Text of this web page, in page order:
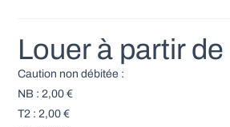
Louer à partir de
Caution non débitée :
NB :2,00€
T2 :2,00€